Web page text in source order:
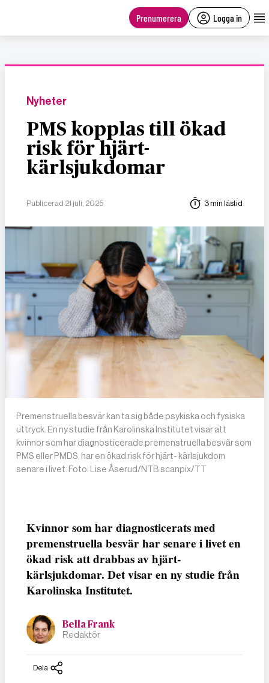
Prenumerera Logga in
Nyheter
PMS kopplas till ökad
risk för hjärt-
kärlsjukdomar
Publicerad 21 juli, 2025 3 min lästid
Premenstruella besvär kan ta sig både psykiska och fysiska
uttryck. En ny studie från Karolinska Institutet visar att
kvinnor som har diagnosticerade premenstruella besvär som
PMS eller PMDS, har en ökad risk för hjärt- kärlsjukdom
senare i livet. Foto: Lise Åserud/NTB scanpix/TT
Kvinnor som har diagnosticerats med
premenstruella besvär har senare i livet en
ökad risk att drabbas av hjärt-
kärlsjukdomar. Det visar en ny studie från
Karolinska Institutet.
Bella Frank
Redaktör
Dela